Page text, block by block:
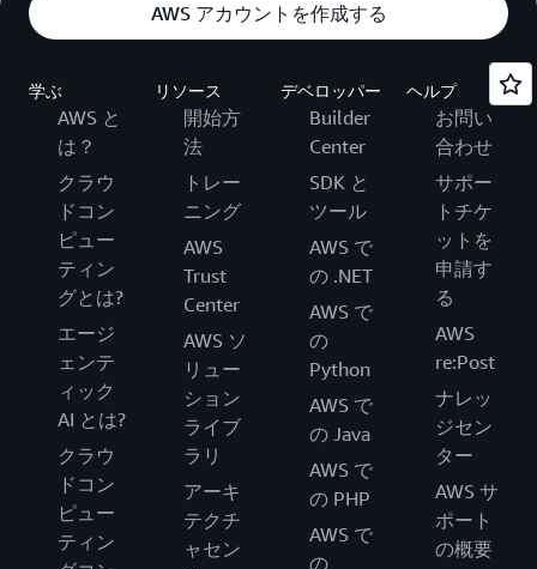
AWS アカウントを作成する
学ぶ
AWS と
は？
クラウ
ドコン
ピュー
ティン
グとは?
エージ
ェンテ
ィック
AI とは?
クラウ
ドコン
ピュー
ティン
リソース
開始方
法
トレー
ニング
AWS
Trust
Center
AWS ソ
リュー
ション
ライブ
ラリ
アーキ
テクチ
ャセン
デベロッパー
Builder
Center
SDK と
ツール
AWS で
の .NET
AWS で
の
Python
AWS で
の Java
AWS で
の PHP
AWS で
の
ヘルプ
お問い
合わせ
サポー
トチケ
ットを
申請す
る
AWS
re:Post
ナレッ
ジセン
ター
AWS サ
ポート
の概要